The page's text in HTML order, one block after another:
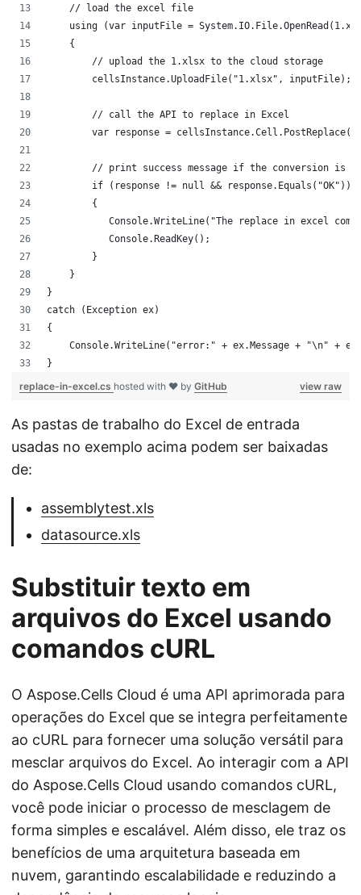
    // load the excel file
using (var inputFile =
    {
        // upload the 1.xlsx to the cloud storage
        cellsInstance.UploadFile("1.xlsx", inputFile);
        // call the API to replace in Excel
var response =
// print success message if the conversion is
        if (response != null && response.Equals("OK"))
        {
Console.WriteLine("The replace in excel
           Console.ReadKey();
        }
    }
}
catch (Exception ex)
{
Console.WriteLine("error:" + ex.Message + "\n" +
}
view raw
replace-in-excel.cs hosted with ❤ by GitHub
As pastas de trabalho do Excel de entrada
usadas no exemplo acima podem ser baixadas
de:
assemblytest.xls
datasource.xls
Substituir texto em
arquivos do Excel usando
comandos cURL
O Aspose.Cells Cloud é uma API aprimorada para
operações do Excel que se integra perfeitamente
ao cURL para fornecer uma solução versátil para
mesclar arquivos do Excel. Ao interagir com a API
do Aspose.Cells Cloud usando comandos cURL,
você pode iniciar o processo de mesclagem de
forma simples e escalável. Além disso, ele traz os
benefícios de uma arquitetura baseada em
nuvem, garantindo escalabilidade e reduzindo a